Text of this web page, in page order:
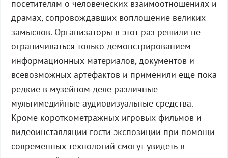
посетителям о человеческих взаимоотношениях и
драмах, сопровождавших воплощение великих
замыслов. Организаторы в этот раз решили не
ограничиваться только демонстрированием
информационных материалов, документов и
всевозможных артефактов и применили еще пока
редкие в музейном деле различные
мультимедийные аудиовизуальные средства.
Кроме короткометражных игровых фильмов и
видеоинсталляции гости экспозиции при помощи
современных технологий смогут увидеть в